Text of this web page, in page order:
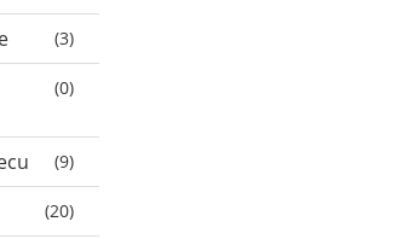
(3)
(0)
(9)
(20)